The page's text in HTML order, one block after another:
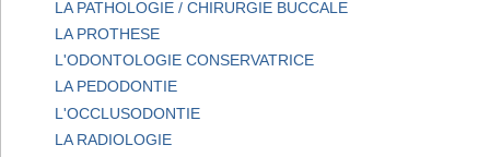
LA PATHOLOGIE / CHIRURGIE BUCCALE
LA PROTHESE
L'ODONTOLOGIE CONSERVATRICE
LA PEDODONTIE
L'OCCLUSODONTIE
LA RADIOLOGIE